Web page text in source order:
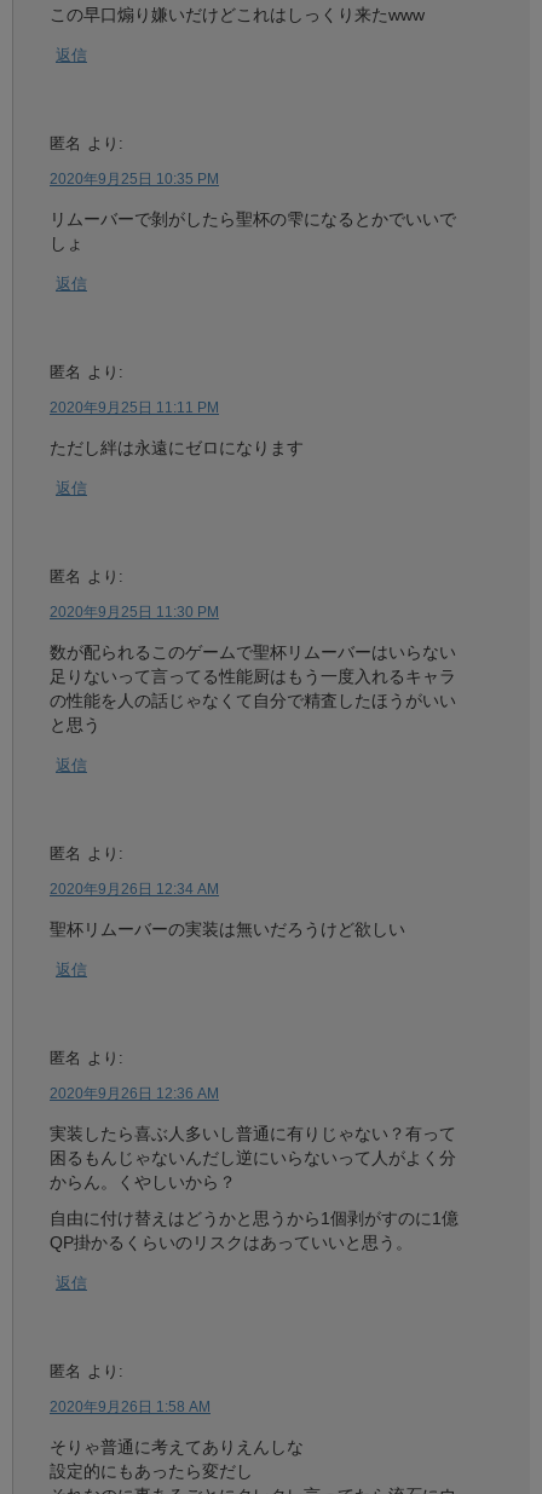
この早口煽り嫌いだけどこれはしっくり来たwww
返信
匿名 より:
2020年9月25日 10:35 PM
リムーバーで剝がしたら聖杯の雫になるとかでいいで
しょ
返信
匿名 より:
2020年9月25日 11:11 PM
ただし絆は永遠にゼロになります
返信
匿名 より:
2020年9月25日 11:30 PM
数が配られるこのゲームで聖杯リムーバーはいらない
足りないって言ってる性能厨はもう一度入れるキャラ
の性能を人の話じゃなくて自分で精査したほうがいい
と思う
返信
匿名 より:
2020年9月26日 12:34 AM
聖杯リムーバーの実装は無いだろうけど欲しい
返信
匿名 より:
2020年9月26日 12:36 AM
実装したら喜ぶ人多いし普通に有りじゃない？有って
困るもんじゃないんだし逆にいらないって人がよく分
からん。くやしいから？
自由に付け替えはどうかと思うから1個剥がすのに1億
QP掛かるくらいのリスクはあっていいと思う。
返信
匿名 より:
2020年9月26日 1:58 AM
そりゃ普通に考えてありえんしな
設定的にもあったら変だし